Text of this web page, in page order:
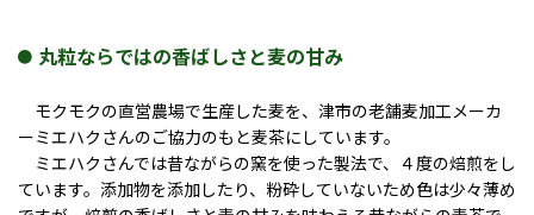
丸粒ならではの香ばしさと麦の甘み
モクモクの直営農場で生産した麦を、津市の老舗麦加工メーカ
ーミエハクさんのご協力のもと麦茶にしています。
ミエハクさんでは昔ながらの窯を使った製法で、４度の焙煎をし
ています。添加物を添加したり、粉砕していないため色は少々薄め